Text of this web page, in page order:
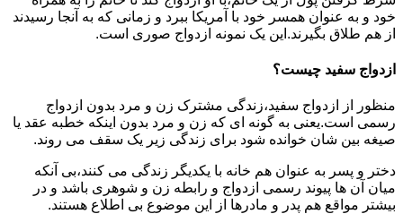
خود و به عنوان همسر خود با آمریکا ببرد و زمانی که به آنجا رسیدند
از هم طلاق بگیرند.این یک نمونه ازدواج صوری است.
ازدواج سفید چیست؟
منظور از ازدواج سفید،زندگی مشترک زن و مرد بدون ازدواج
رسمی است.یعنی به گونه ای که زن و مرد بدون اینکه خطبه عقد یا
صیغه بین شان خوانده شود برای زندگی زیر یک سقف می روند.
دختر و پسر به عنوان هم خانه با یکدیگر زندگی می کنند،بی آنکه
میان آن ها پیوند رسمی ازدواج و رابطه زن و شوهری باشد و در
بیشتر مواقع هم پدر و مادرها از این موضوع بی اطلاع هستند.